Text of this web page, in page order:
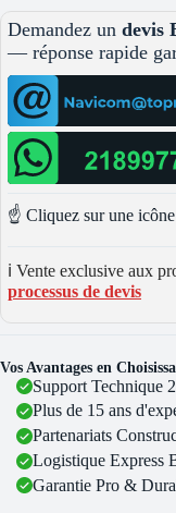
Demandez un devis
— réponse rapide
☝️ Cliquez sur une
ℹ️ Vente exclusive aux
processus de devis
Vos Avantages en
Support Technique
Plus de 15 ans
Partenariats
Logistique Express
Garantie Pro &